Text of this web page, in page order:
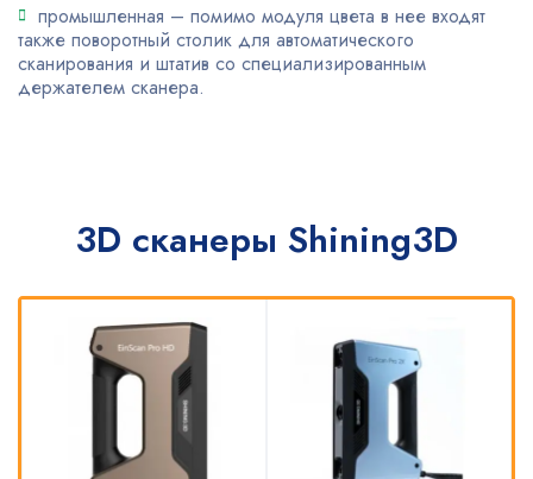
промышленная – помимо модуля цвета в нее входят
также поворотный столик для автоматического
сканирования и штатив со специализированным
держателем сканера.
3D сканеры Shining3D